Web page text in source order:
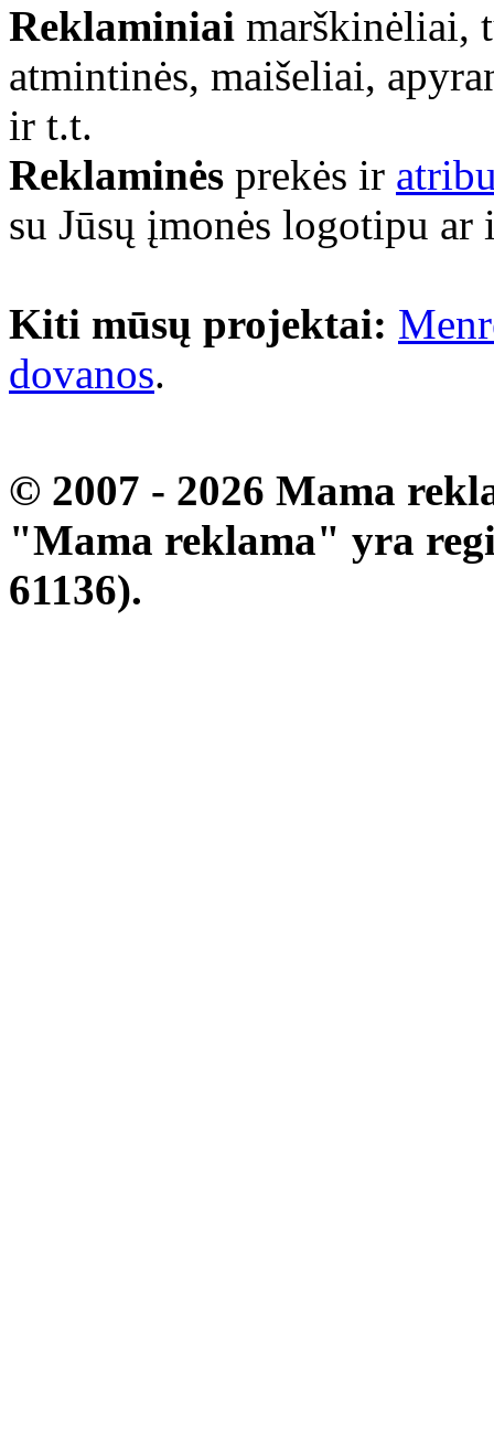
Reklaminiai marškinėliai,
atmintinės, maišeliai,
ir t.t.
Reklaminės prekės ir
su Jūsų įmonės logotipu
Kiti mūsų projektai:
dovanos.
© 2007 - 2026 Mama
"Mama reklama" yra
61136).